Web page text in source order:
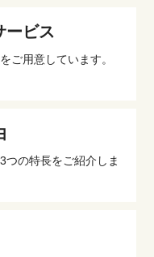
ービス
ご用意しています。
つの特長をご紹介しま